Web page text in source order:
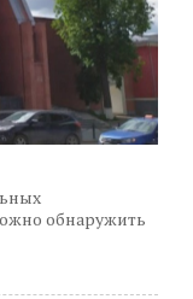
обнаружить